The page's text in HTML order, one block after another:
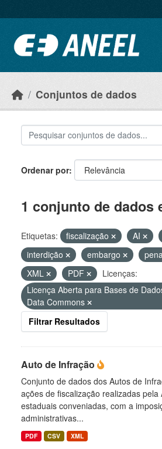
Conjuntos de dados
Ordenar por
1 conjunto de dados
Etiquetas: fiscalização AI
interdição
embargo
XML
PDF
Licenças:
Licença Aberta para Bases de
Data Commons
Filtrar Resultados
Auto de Infração
Conjunto de dados dos Autos de
ações de fiscalização realizadas pela
estaduais conveniadas, com a
administrativas...
PDF CSV XML